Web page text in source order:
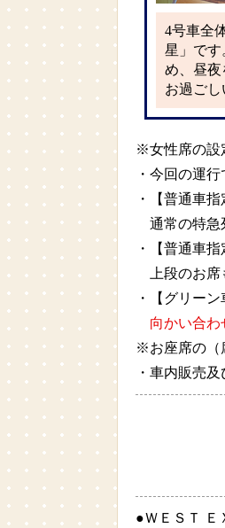
4号車全
星」です
め、昼夜
お過ごし
※女性席の設
・今回の運
・【普通車
通常の特急
・【普通車
上段のお
・【グリー
向かい合わ
※お座席の（
・車内販売
●ＷＥＳＴ